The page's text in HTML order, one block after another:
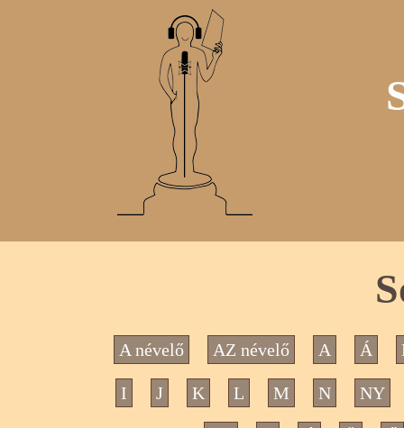
A névelő AZ névelő A Á
I J K L M N NY